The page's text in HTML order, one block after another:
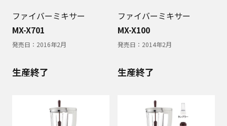
ファイバーミキサー
MX-X701
発売日： 2016年2月
ファイバーミキサー
MX-X100
発売日： 2014年2月
生産終了 生産終了